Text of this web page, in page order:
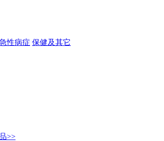
急性病症 保健及其它
>>